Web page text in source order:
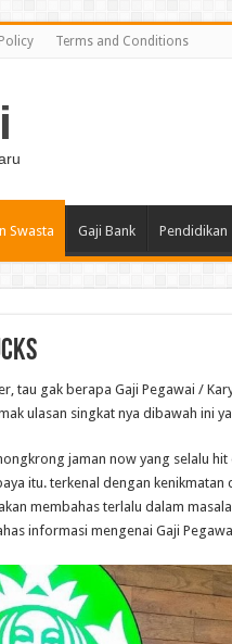
Terms and Conditions
Swasta Gaji Bank Pendidikan
tau gak berapa Gaji Pegawai /
ulasan singkat nya dibawah ini ya
jaman now yang selalu
itu. terkenal dengan
membahas terlalu dalam
informasi mengenai Gaji